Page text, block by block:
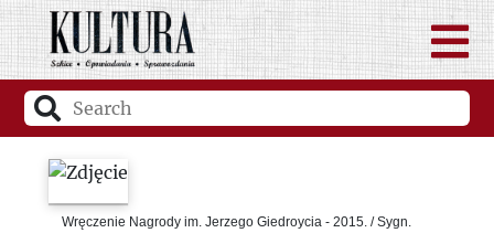
Wręczenie Nagrody im. Jerzego Giedroycia - 2015. / Sygn.